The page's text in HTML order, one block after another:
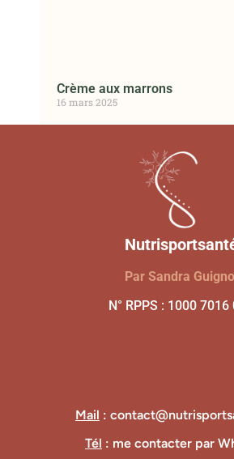
Crème aux marrons
16 mars 2025
Par Sandra
N° RPPS : 1000 7016
Mail :
Tél : me contacter par